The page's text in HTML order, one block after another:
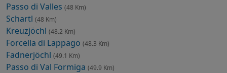
Passo di Valles (48 Km)
Schartl (48 Km)
Kreuzjöchl (48.2 Km)
Forcella di Lappago (48.3 Km)
Fadnerjöchl (49.1 Km)
Passo di Val Formiga (49.9 Km)